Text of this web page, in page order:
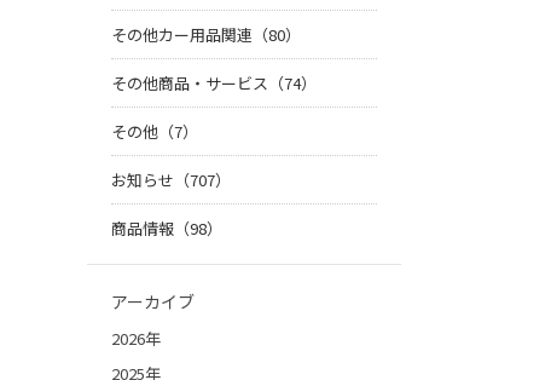
その他カー用品関連（80）
その他商品・サービス（74）
その他（7）
お知らせ（707）
商品情報（98）
アーカイブ
2026年
2025年